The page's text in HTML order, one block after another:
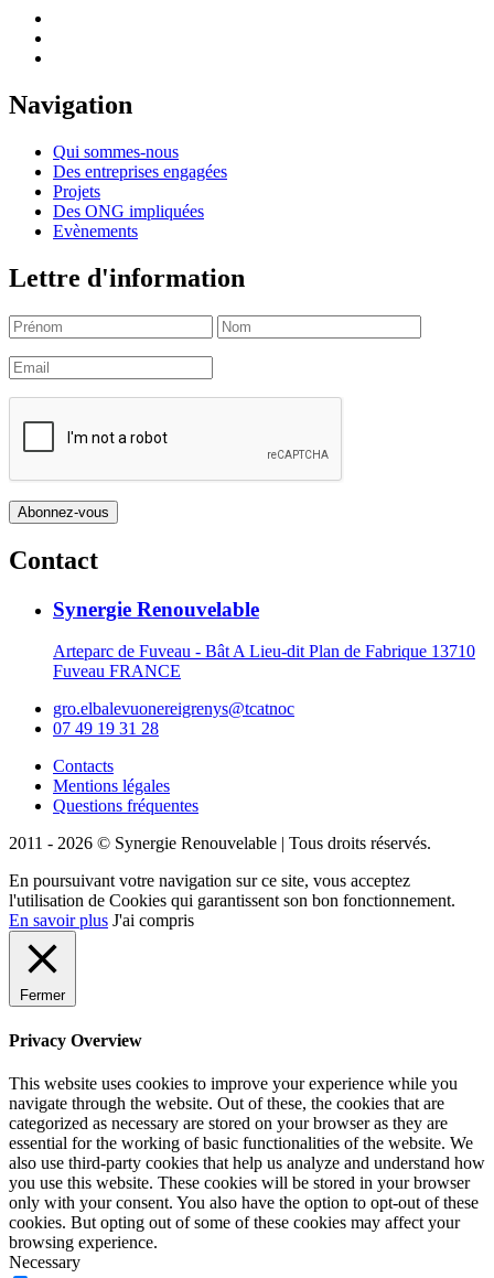
Navigation
Qui sommes-nous
Des entreprises engagées
Projets
Des ONG impliquées
Evènements
Lettre d'information
Contact
Synergie Renouvelable
Arteparc de Fuveau - Bât A Lieu-dit Plan de Fabrique 13710
Fuveau FRANCE
gro.elbalevuonereigrenys@tcatnoc
07 49 19 31 28
Contacts
Mentions légales
Questions fréquentes
2011 - 2026 © Synergie Renouvelable | Tous droits réservés.
En poursuivant votre navigation sur ce site, vous acceptez
l'utilisation de Cookies qui garantissent son bon fonctionnement.
En savoir plus J'ai compris
Fermer
Privacy Overview
This website uses cookies to improve your experience while you
navigate through the website. Out of these, the cookies that are
categorized as necessary are stored on your browser as they are
essential for the working of basic functionalities of the website. We
also use third-party cookies that help us analyze and understand how
you use this website. These cookies will be stored in your browser
only with your consent. You also have the option to opt-out of these
cookies. But opting out of some of these cookies may affect your
browsing experience.
Necessary